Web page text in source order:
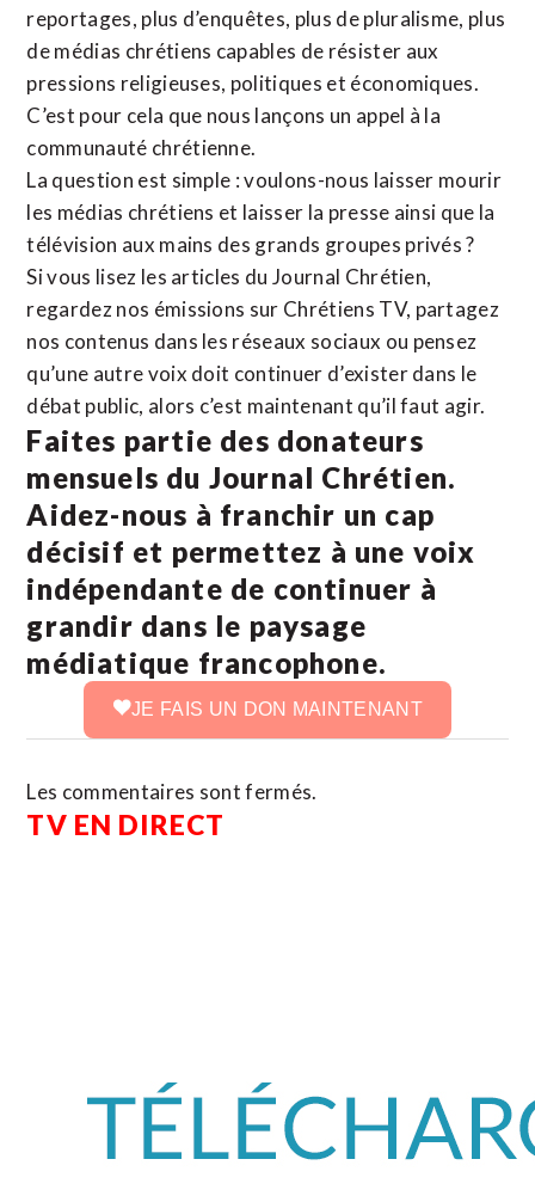
reportages, plus d’enquêtes, plus de pluralisme, plus
de médias chrétiens capables de résister aux
pressions religieuses, politiques et économiques.
C’est pour cela que nous lançons un appel à la
communauté chrétienne.
La question est simple : voulons-nous laisser mourir
les médias chrétiens et laisser la presse ainsi que la
télévision aux mains des grands groupes privés ?
Si vous lisez les articles du Journal Chrétien,
regardez nos émissions sur Chrétiens TV, partagez
nos contenus dans les réseaux sociaux ou pensez
qu’une autre voix doit continuer d’exister dans le
débat public, alors c’est maintenant qu’il faut agir.
Faites partie des donateurs
mensuels du Journal Chrétien.
Aidez-nous à franchir un cap
décisif et permettez à une voix
indépendante de continuer à
grandir dans le paysage
médiatique francophone.
JE FAIS UN DON MAINTENANT
Les commentaires sont fermés.
TV EN DIRECT